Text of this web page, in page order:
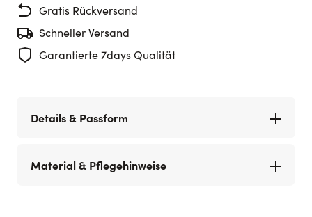
Gratis Rückversand
Schneller Versand
Garantierte 7days Qualität
Details & Passform
Material & Pflegehinweise